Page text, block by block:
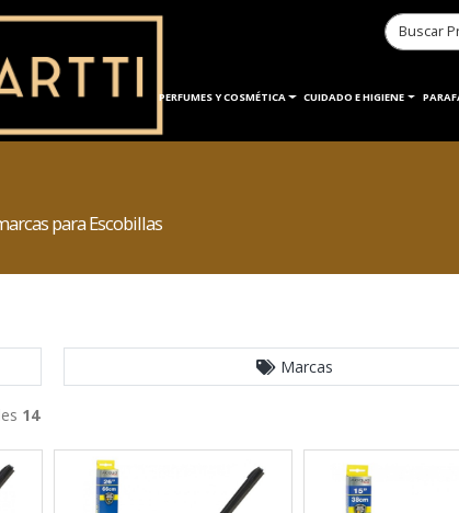
INICIO HOGAR PERFUMES Y COSMÉTICA CUIDADO E HIGIENE
para Escobillas
Marcas
14